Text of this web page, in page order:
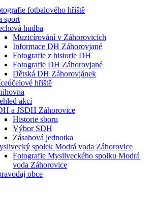
fotbalového hřiště
sport
hudba
Muzicírování v Záhorovicích
Informace DH Záhorovjané
Fotografie z historie DH
Fotografie DH Záhorovjané
Dětská DH Záhorovjánek
hřiště
akcí
a JSDH Záhorovice
Historie sboru
Výbor SDH
Zásahová jednotka
spolek Modrá voda Záhorovice
Fotografie Mysliveckého spolku Modrá
voda Záhorovice
obce